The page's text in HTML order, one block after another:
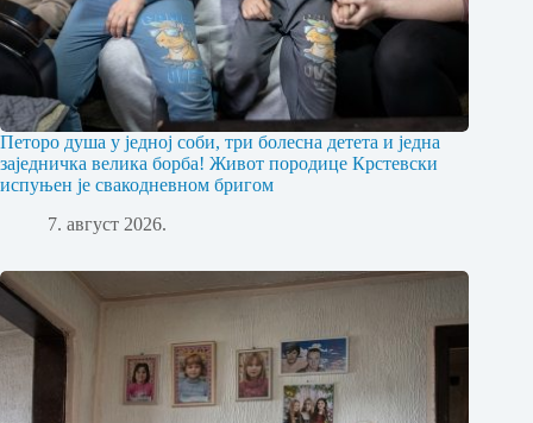
Петоро душа у једној соби, три болесна детета и једна
заједничка велика борба! Живот породице Крстевски
испуњен је свакодневном бригом
7. август 2026.